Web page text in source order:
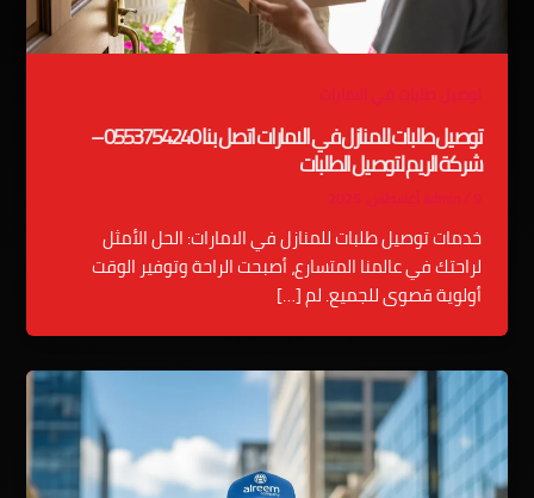
توصيل طلبات في الامارات
توصيل طلبات للمنازل في الامارات اتصل بنا 0553754240 –
شركة الريم لتوصيل الطلبات
admin/ 9 أغسطس، 2025
خدمات توصيل طلبات للمنازل في الامارات: الحل الأمثل
لراحتك في عالمنا المتسارع، أصبحت الراحة وتوفير الوقت
أولوية قصوى للجميع. لم […]